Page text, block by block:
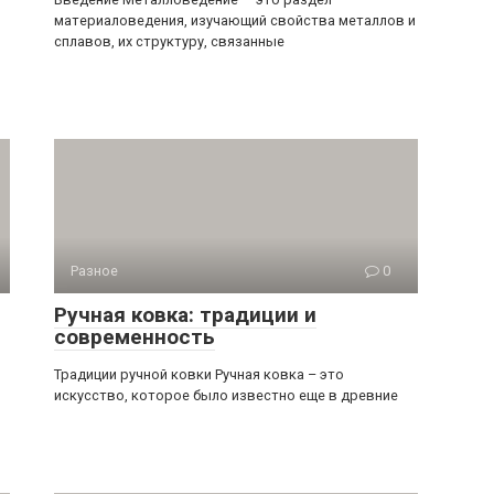
материаловедения, изучающий свойства металлов и
сплавов, их структуру, связанные
Разное 0
Ручная ковка: традиции и
современность
Традиции ручной ковки Ручная ковка – это
искусство, которое было известно еще в древние